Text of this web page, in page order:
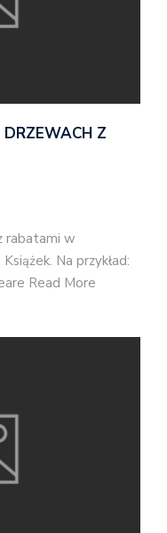
DRZEWACH Z
rabatami w
Na przykład:
Read More